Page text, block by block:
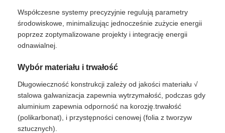
Współczesne systemy precyzyjnie regulują parametry
środowiskowe, minimalizując jednocześnie zużycie energii
poprzez zoptymalizowane projekty i integrację energii
odnawialnej.
Wybór materiału i trwałość
Długowieczność konstrukcji zależy od jakości materiału √
stalowa galwanizacja zapewnia wytrzymałość, podczas gdy
aluminium zapewnia odporność na korozję.trwałość
(polikarbonat), i przystępności cenowej (folia z tworzyw
sztucznych).